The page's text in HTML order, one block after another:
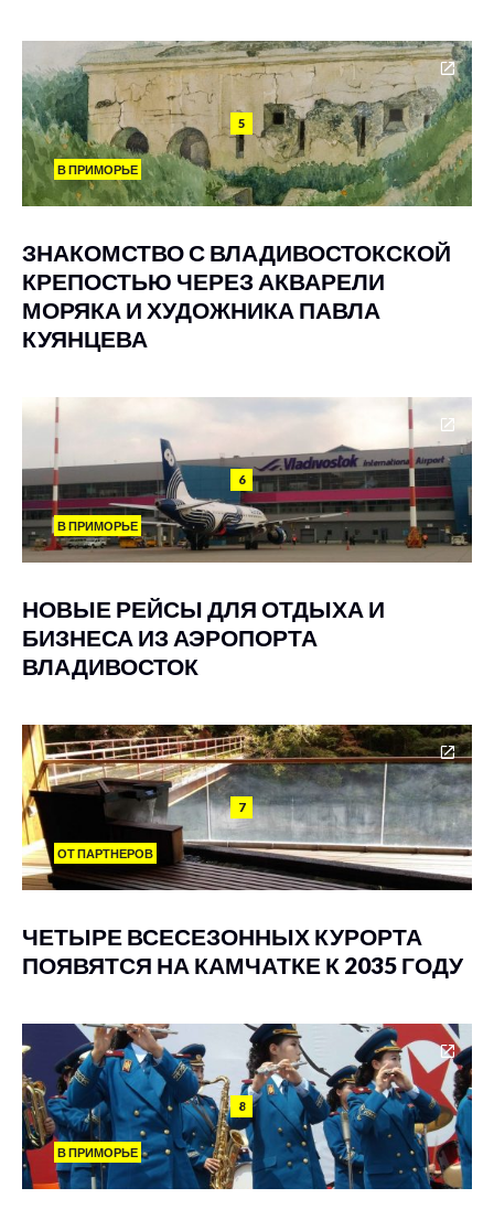
5
В ПРИМОРЬЕ
ЗНАКОМСТВО С ВЛАДИВОСТОКСКОЙ
КРЕПОСТЬЮ ЧЕРЕЗ АКВАРЕЛИ
МОРЯКА И ХУДОЖНИКА ПАВЛА
КУЯНЦЕВА
6
В ПРИМОРЬЕ
НОВЫЕ РЕЙСЫ ДЛЯ ОТДЫХА И
БИЗНЕСА ИЗ АЭРОПОРТА
ВЛАДИВОСТОК
7
ОТ ПАРТНЕРОВ
ЧЕТЫРЕ ВСЕСЕЗОННЫХ КУРОРТА
ПОЯВЯТСЯ НА КАМЧАТКЕ К 2035 ГОДУ
8
В ПРИМОРЬЕ